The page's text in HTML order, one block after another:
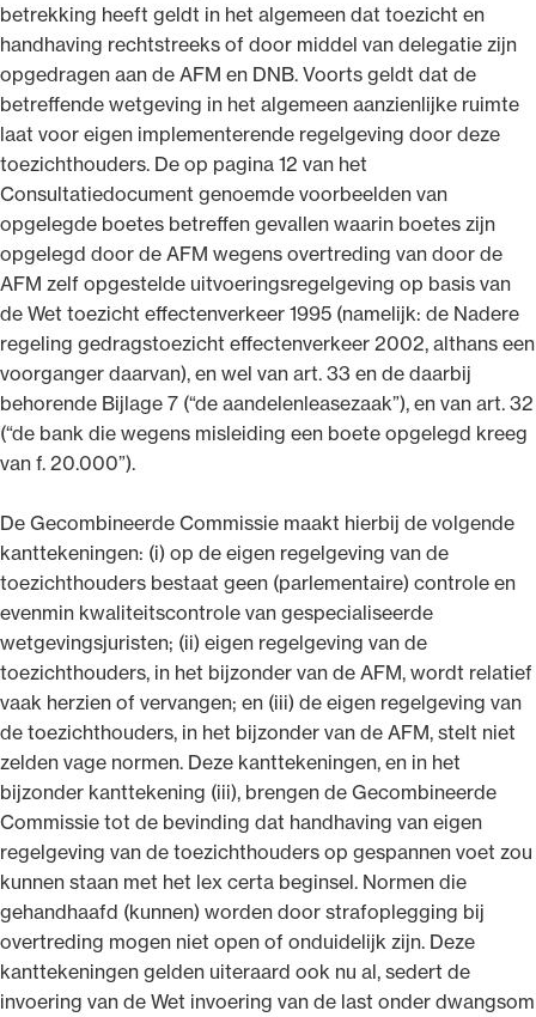
betrekking heeft geldt in het algemeen dat toezicht en
handhaving rechtstreeks of door middel van delegatie zijn
opgedragen aan de AFM en DNB. Voorts geldt dat de
betreffende wetgeving in het algemeen aanzienlijke ruimte
laat voor eigen implementerende regelgeving door deze
toezichthouders. De op pagina 12 van het
Consultatiedocument genoemde voorbeelden van
opgelegde boetes betreffen gevallen waarin boetes zijn
opgelegd door de AFM wegens overtreding van door de
AFM zelf opgestelde uitvoeringsregelgeving op basis van
de Wet toezicht effectenverkeer 1995 (namelijk: de Nadere
regeling gedragstoezicht effectenverkeer 2002, althans een
voorganger daarvan), en wel van art. 33 en de daarbij
behorende Bijlage 7 (“de aandelenleasezaak”), en van art. 32
(“de bank die wegens misleiding een boete opgelegd kreeg
van f. 20.000”).
De Gecombineerde Commissie maakt hierbij de volgende
kanttekeningen: (i) op de eigen regelgeving van de
toezichthouders bestaat geen (parlementaire) controle en
evenmin kwaliteitscontrole van gespecialiseerde
wetgevingsjuristen; (ii) eigen regelgeving van de
toezichthouders, in het bijzonder van de AFM, wordt relatief
vaak herzien of vervangen; en (iii) de eigen regelgeving van
de toezichthouders, in het bijzonder van de AFM, stelt niet
zelden vage normen. Deze kanttekeningen, en in het
bijzonder kanttekening (iii), brengen de Gecombineerde
Commissie tot de bevinding dat handhaving van eigen
regelgeving van de toezichthouders op gespannen voet zou
kunnen staan met het lex certa beginsel. Normen die
gehandhaafd (kunnen) worden door strafoplegging bij
overtreding mogen niet open of onduidelijk zijn. Deze
kanttekeningen gelden uiteraard ook nu al, sedert de
invoering van de Wet invoering van de last onder dwangsom